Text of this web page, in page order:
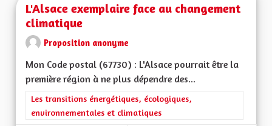
L'Alsace exemplaire face au changement
climatique
Proposition anonyme
Mon Code postal (67730) : L'Alsace pourrait être la
première région à ne plus dépendre des...
Filtrer les résultats de la catégorie : Les transitions
Les transitions énergétiques, écologiques,
environnementales et climatiques